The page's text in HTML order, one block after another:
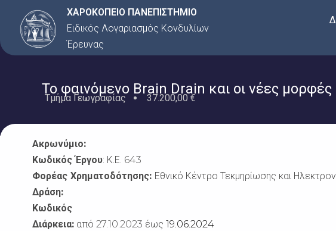
Μετάβαση
περιεχόμενο
ΧΑΡΟΚΟΠΕΙΟ ΠΑΝΕΠΙΣΤΗΜΙΟ
Ειδικός Λογαριασμός Κονδυλίων
Έρευνας
Το φαινόμενο Brain Drain και οι νέες
Τμήμα Γεωγραφίας 37.200,00 €
Ακρωνύμιο:
Κωδικός Έργου: Κ.Ε. 643
Φορέας Χρηματοδότησης: Εθνικό Κέντρο Τεκμηρίωσης και
Δράση:
Κωδικός
Διάρκεια:από 27.10.2023 έως 19.06.2024